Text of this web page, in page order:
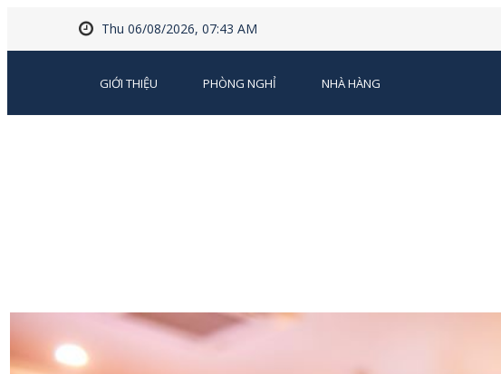
Thu 06/08/2026, 07:43 AM
GIỚI THIỆU PHÒNG NGHỈ NHÀ HÀNG